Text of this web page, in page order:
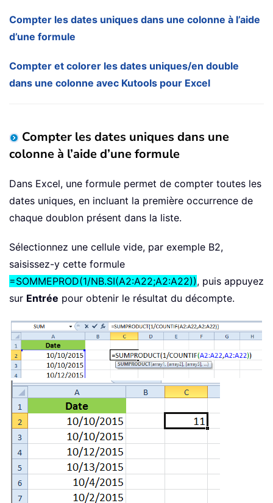
Compter les dates uniques dans une colonne à l’aide
d’une formule
Compter et colorer les dates uniques/en double
dans une colonne avec Kutools pour Excel
Compter les dates uniques dans une
colonne à l’aide d’une formule
Dans Excel, une formule permet de compter toutes les
dates uniques, en incluant la première occurrence de
chaque doublon présent dans la liste.
Sélectionnez une cellule vide, par exemple B2,
saisissez-y cette formule
=SOMMEPROD(1/NB.SI(A2:A22;A2:A22)), puis appuyez
sur Entrée pour obtenir le résultat du décompte.